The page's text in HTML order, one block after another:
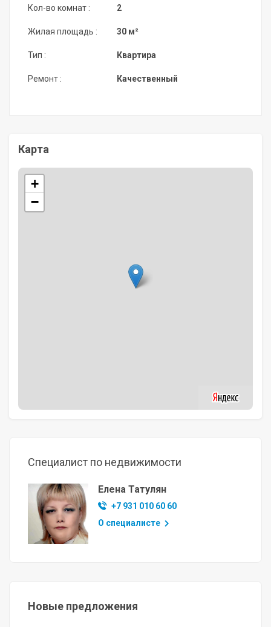
Кол-во комнат :
Жилая площадь :
Тип :
Ремонт :
2
30 м²
Квартира
Качественный
Карта
+
−
Специалист по недвижимости
Елена Татулян
+7 931 010 60 60
О специалисте
Новые предложения